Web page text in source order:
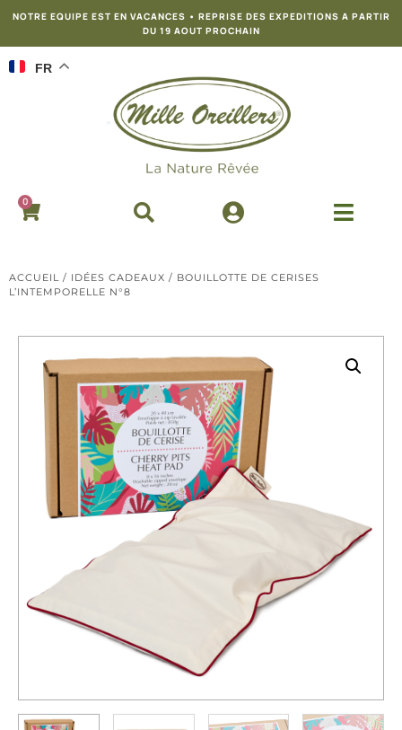
NOTRE EQUIPE EST EN VACANCES • REPRISE DES EXPEDITIONS A PARTIR
DU 19 AOUT PROCHAIN
FR
0
ACCUEIL / IDÉES CADEAUX / BOUILLOTTE DE CERISES
L’INTEMPORELLE N°8